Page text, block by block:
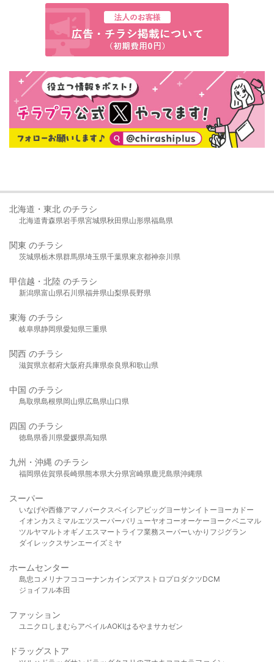
北海道・東北 のチラシ
北海道青森県岩手県宮城県秋田県山形県福島県
関東 のチラシ
茨城県栃木県群馬県埼玉県千葉県東京都神奈川県
甲信越・北陸 のチラシ
新潟県富山県石川県福井県山梨県長野県
東海 のチラシ
岐阜県静岡県愛知県三重県
関西 のチラシ
滋賀県京都府大阪府兵庫県奈良県和歌山県
中国 のチラシ
鳥取県島根県岡山県広島県山口県
四国 のチラシ
徳島県香川県愛媛県高知県
九州・沖縄 のチラシ
福岡県佐賀県長崎県熊本県大分県宮崎県鹿児島県沖縄県
スーパー
いなげや西條アマノパークスベイシア ビッグヨーサンイトーヨーカドー
イオンカスミ マルエツスーパーバリューヤオコーオーケー ヨークベニマル
ツルヤマルト オギノ エスマート ライフ業務スーパーいかり フジグラン
ダイレックスサンエーイズミヤ
ホームセンター
島忠 コメリ ナフコ コーナンカインズアストロプロダクツDCM
ジョイフル本田
ファッション
ユニクロ しまむら アベイルAOKIはるやま サカゼン
ドラッグストア